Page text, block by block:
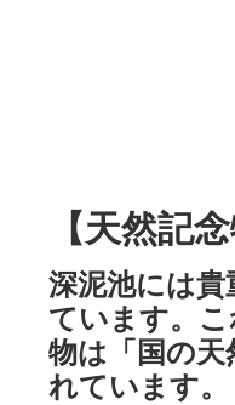
【天然記念
深泥池には貴
ています。
物は「国の天
れています。